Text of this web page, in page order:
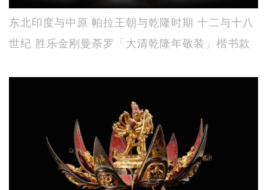
东北印度与中原 帕拉王朝与乾隆时期 十二与十八
世纪 胜乐金刚曼荼罗「大清乾隆年敬装」楷书款